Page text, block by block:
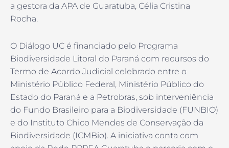
a gestora da APA de Guaratuba, Célia Cristina
Rocha.
O Diálogo UC é financiado pelo Programa
Biodiversidade Litoral do Paraná com recursos do
Termo de Acordo Judicial celebrado entre o
Ministério Público Federal, Ministério Público do
Estado do Paraná e a Petrobras, sob interveniência
do Fundo Brasileiro para a Biodiversidade (FUNBIO)
e do Instituto Chico Mendes de Conservação da
Biodiversidade (ICMBio). A iniciativa conta com